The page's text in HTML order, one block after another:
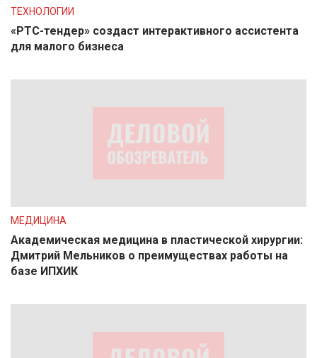
ТЕХНОЛОГИИ
«РТС-тендер» создаст интерактивного ассистента
для малого бизнеса
МЕДИЦИНА
Академическая медицина в пластической хирургии:
Дмитрий Мельников о преимуществах работы на
базе ИПХИК